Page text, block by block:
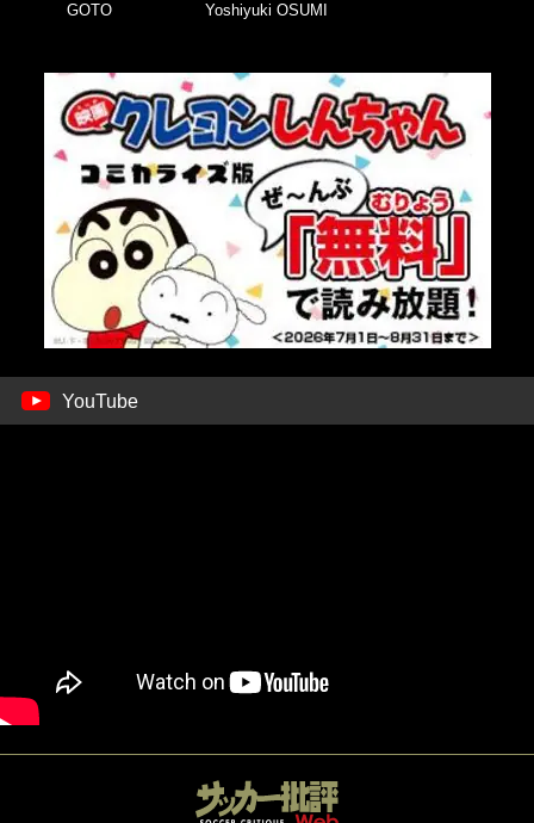
GOTO
Yoshiyuki OSUMI
YouTube